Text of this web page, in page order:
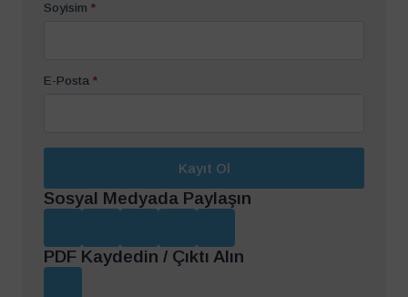
Soyisim *
E-Posta *
Kayıt Ol
Sosyal Medyada Paylaşın
PDF Kaydedin / Çıktı Alın